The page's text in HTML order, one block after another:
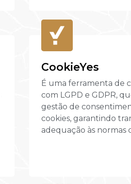
CookieYes
É uma ferramenta de
com LGPD e GDPR,
gestão de
cookies, garantindo
adequação às normas